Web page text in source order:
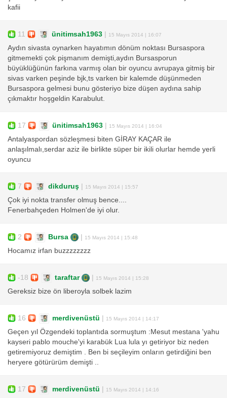
kafii
11 ünitimsah1963 | 15 Mayıs 2014 | 16:07
Aydın sivasta oynarken hayatımın dönüm noktası Bursaspora
gitmemekti çok pişmanım demişti,aydın Bursasporun
büyüklüğünün farkına varmış olan bir oyuncu avrupaya gitmiş bir
sivas varken peşinde bjk,ts varken bir kalemde düşünmeden
Bursaspora gelmesi bunu gösteriyo bize düşen aydına sahip
çıkmaktır hoşgeldin Karabulut.
17 ünitimsah1963 | 15 Mayıs 2014 | 16:04
Antalyaspordan sözleşmesi biten GİRAY KAÇAR ile
anlaşılmalı,serdar aziz ile birlikte süper bir ikili olurlar hemde yerli
oyuncu
7 dikduruş | 15 Mayıs 2014 | 15:57
Çok iyi nokta transfer olmuş bence....
Fenerbahçeden Holmen'de iyi olur.
2 Bursa | 15 Mayıs 2014 | 15:48
Hocamız irfan buzzzzzzzz
-18 taraftar | 15 Mayıs 2014 | 15:28
Gereksiz bize ön liberoyla solbek lazim
16 merdivenüstü | 15 Mayıs 2014 | 14:17
Geçen yıl Özgendeki toplantıda sormuştum :Mesut mestana 'yahu
kayseri pablo mouche'yi karabük Lua lula yı getiriyor biz neden
getiremiyoruz demiştim . Ben bi seçileyim onların getirdiğini ben
heryere götürürüm demişti ..
17 merdivenüstü | 15 Mayıs 2014 | 14:16